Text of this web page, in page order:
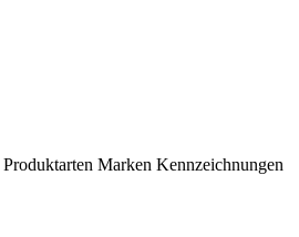
Produktarten Marken Kennzeichnungen